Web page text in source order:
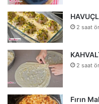
2 saat
2 saat
Fırın